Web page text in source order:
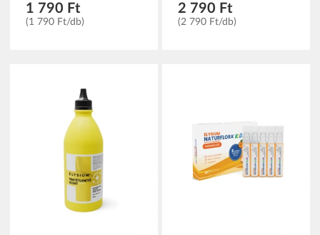
1 790 Ft
(1 790 Ft/db)
2 790 Ft
(2 790 Ft/db)